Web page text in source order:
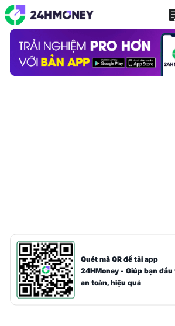
Quét mã QR để tải app
24HMoney - Giúp bạn đầu
an toàn, hiệu quả